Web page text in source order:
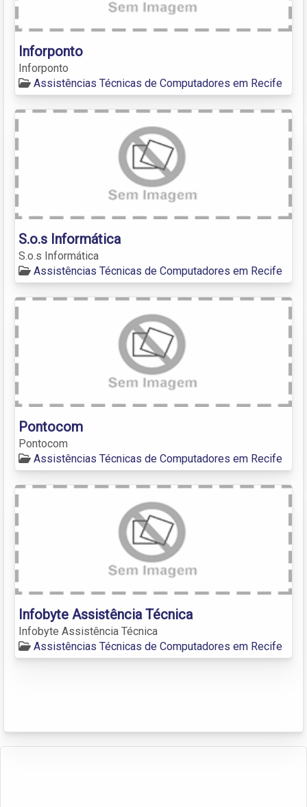
Inforponto
Inforponto
Assistências Técnicas de Computadores em Recife
S.o.s Informática
S.o.s Informática
Assistências Técnicas de Computadores em Recife
Pontocom
Pontocom
Assistências Técnicas de Computadores em Recife
Infobyte Assistência Técnica
Infobyte Assistência Técnica
Assistências Técnicas de Computadores em Recife